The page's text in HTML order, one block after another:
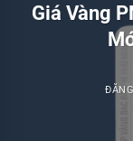
Giá Vàng